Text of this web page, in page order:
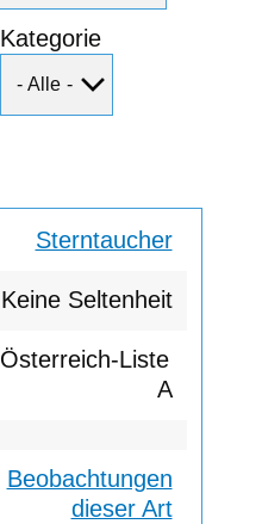
Kategorie
Sterntaucher
Keine Seltenheit
A
Beobachtungen
dieser Art